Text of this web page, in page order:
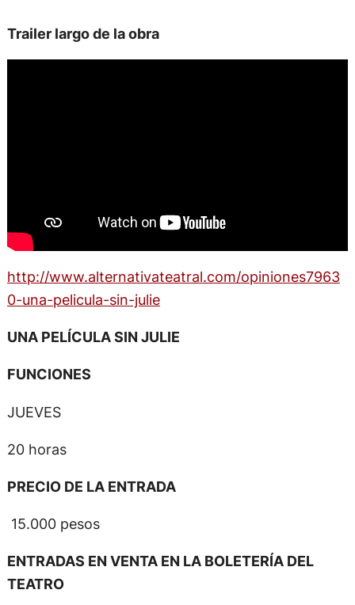
Trailer largo de la obra
http://www.alternativateatral.com/opiniones7963
0-una-pelicula-sin-julie
UNA PELÍCULA SIN JULIE
FUNCIONES
JUEVES
20 horas
PRECIO DE LA ENTRADA
15.000 pesos
ENTRADAS EN VENTA EN LA BOLETERÍA DEL
TEATRO